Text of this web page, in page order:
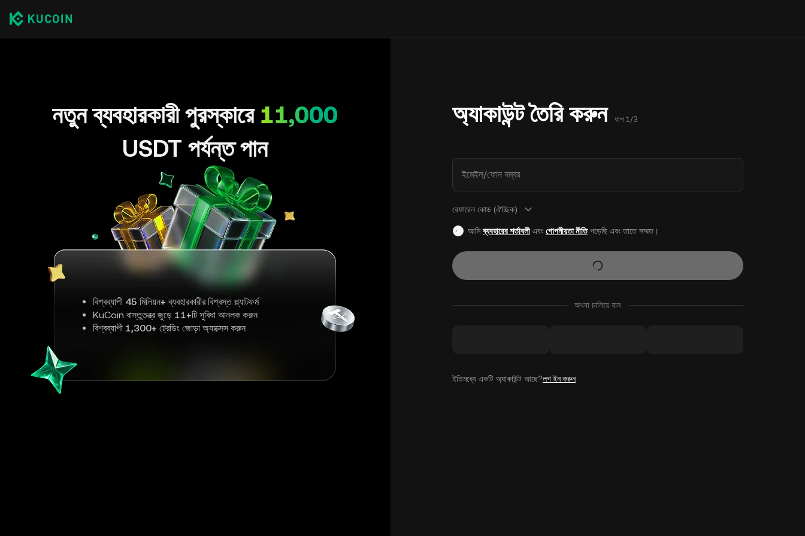
নতুন ব্যবহারকারী পুরস্কারে 11,000
USDT পর্যন্ত পান
বিশ্বব্যাপী 45 মিলিয়ন+ ব্যবহারকারীর বিশ্বস্ত প্ল্যাটফর্ম
KuCoin বাস্তুতন্ত্র জুড়ে 11+টি সুবিধা আনলক করুন
বিশ্বব্যাপী 1,300+ ট্রেডিং জোড়া অ্যাক্সেস করুন
অ্যাকাউন্ট তৈরি করুন ধাপ 1/3
ইমেইল/ফোন নম্বর
রেফারেল কোড (ঐচ্ছিক)
আমিব্যবহারের শর্তাবলীএবং গোপনীয়তা নীতিপড়েছি এবং তাতে সম্মত।
অথবা চালিয়ে যান
ইতিমধ্যে একটি অ্যাকাউন্ট আছে?লগ ইন করুন